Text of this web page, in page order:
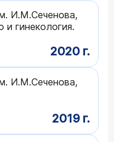
И.М.Сеченова,
и гинекология.
2020 г.
И.М.Сеченова,
2019 г.